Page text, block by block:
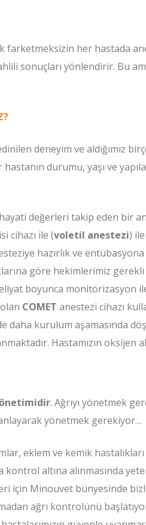
farketmeksizin her hastada
sonuçları yönlendirir. Bu
deneyim ve aldığımız
durumu, yaşı ve
değerleri takip eden bir
cihazı ile (voletil anestezi) ile
hazırlık ve
göre hekimlerimiz
boyunca
olan COMET anestezi cihazı
daha kurulum aşamasında
Hastamızın
. Ağrıyı yönetmek
yönetmek gerekiyor…
eklem ve kemik
altına alınmasında
için Minouvet bünyesinde
ağrı kontrolünü